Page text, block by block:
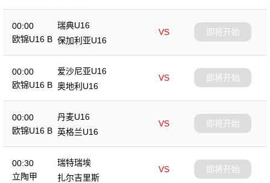
00:00
欧锦U16 B
瑞典U16
VS
保加利亚U16
即将开始
00:00
欧锦U16 B
爱沙尼亚U16
VS
奥地利U16
即将开始
00:00
欧锦U16 B
丹麦U16
VS
英格兰U16
即将开始
00:30
立陶甲
瑞特瑞埃
VS
扎尔吉里斯
即将开始